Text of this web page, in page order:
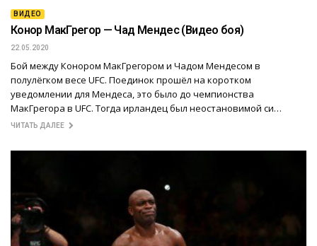
ВИДЕО
Конор МакГрегор — Чад Мендес (Видео боя)
22.05.2020
Бой между Конором МакГрегором и Чадом Мендесом в
полулёгком весе UFC. Поединок прошёл на коротком
уведомлении для Мендеса, это было до чемпионства
МакГрегора в UFC. Тогда ирландец был неостановимой си…
ЧИТАТЬ ДАЛЕЕ